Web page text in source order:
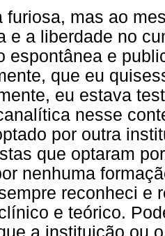
furiosa, mas ao
e a liberdade no
espontânea e
que eu
eu estava
nesse
por outra
que optaram
nenhuma
reconheci e
e teórico.